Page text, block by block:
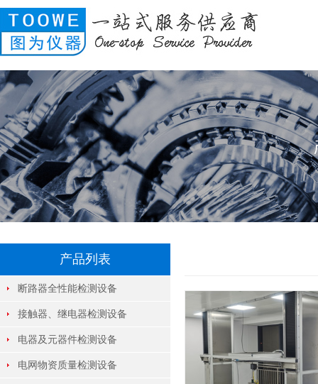
产品列表
断路器全性能检测设备
接触器、继电器检测设备
电器及元器件检测设备
电网物资质量检测设备